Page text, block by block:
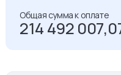
Общая сумма к оплате
214 492